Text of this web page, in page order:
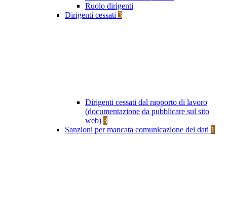
Ruolo dirigenti
Dirigenti cessati 3
Dirigenti cessati dal rapporto di lavoro
(documentazione da pubblicare sul sito
web) 3
Sanzioni per mancata comunicazione dei dati 1